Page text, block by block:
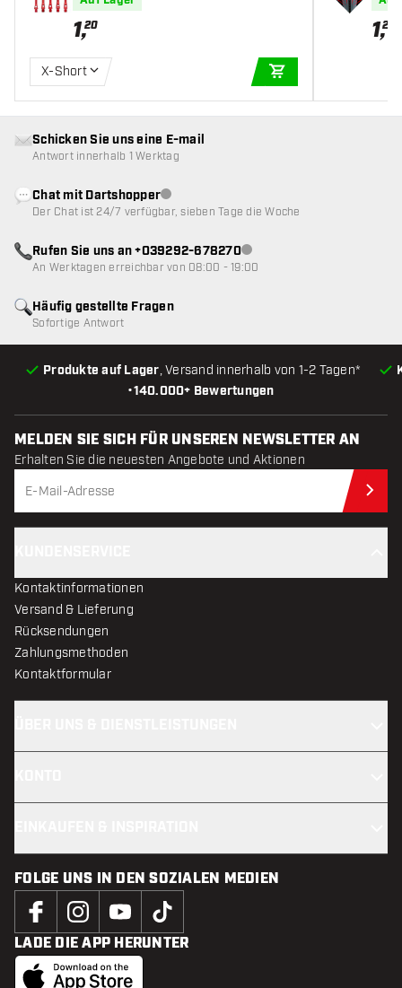
1,20
X-Short
1,20
•140.000+ Bewertungen
Produkte auf Lager, Versand innerhalb von 1-2 Tagen*
Häufig gestellte Fragen
Sofortige Antwort
Schicken Sie uns eine E-mail
Antwort innerhalb 1 Werktag
Chat mit DartshopperKundenservice nicht verfügbar
Der Chat ist 24/7 verfügbar, sieben Tage die Woche
Rufen Sie uns an +039292-678270Kundenservice nicht
An Werktagen erreichbar von 08:00 - 19:00
MELDEN SIE SICH FÜR UNSEREN NEWSLETTER AN
Erhalten Sie die neuesten Angebote und Aktionen
Kontaktinformationen
Versand & Lieferung
Rücksendungen
Zahlungsmethoden
Kontaktformular
FOLGE UNS IN DEN SOZIALEN MEDIEN
LADE DIE APP HERUNTER